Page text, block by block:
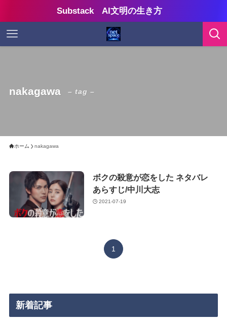
Substack AI文明の生き方
nakagawa – tag –
ホーム nakagawa
ボクの殺意が恋をした ネタバレ
あらすじ/中川大志
2021-07-19
1
新着記事